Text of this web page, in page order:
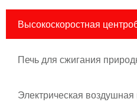
Высокоскоростная
сушилка
Печь для сжигания
Электрическая воздушная